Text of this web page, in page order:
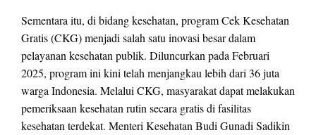
Sementara itu, di bidang kesehatan, program Cek Kesehatan
Gratis (CKG) menjadi salah satu inovasi besar dalam
pelayanan kesehatan publik. Diluncurkan pada Februari
2025, program ini kini telah menjangkau lebih dari 36 juta
warga Indonesia. Melalui CKG, masyarakat dapat melakukan
pemeriksaan kesehatan rutin secara gratis di fasilitas
kesehatan terdekat. Menteri Kesehatan Budi Gunadi Sadikin